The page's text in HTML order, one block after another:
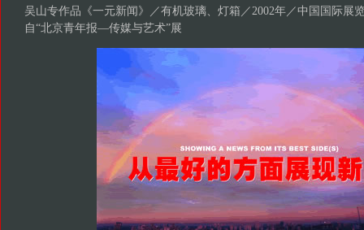
吴山专作品《一元新闻》／有机玻璃、灯箱／2002年／中国国际展
自“北京青年报—传媒与艺术”展